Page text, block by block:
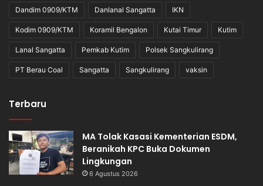
Dandim 0909/KTM Danlanal Sangatta IKN
Kodim 0909/KTM Koramil Bengalon Kutai Timur Kutim
Lanal Sangatta Pemkab Kutim Polsek Sangkulirang
PT Berau Coal Sangatta Sangkulirang vaksin
Terbaru
MA Tolak Kasasi Kementerian ESDM,
Beranikah KPC Buka Dokumen
Lingkungan
6 Agustus 2026